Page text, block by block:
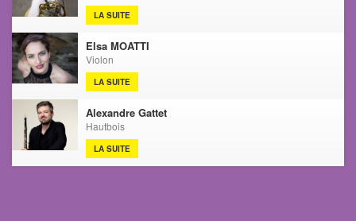
LA SUITE
Elsa MOATTI
Violon
LA SUITE
Alexandre Gattet
Hautbois
LA SUITE